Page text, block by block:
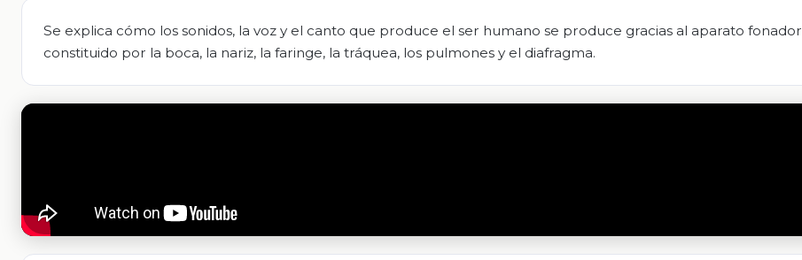
Se explica cómo los sonidos, la voz y el canto que produce el ser humano se produce gracias al aparato fonador
constituido por la boca, la nariz, la faringe, la tráquea, los pulmones y el diafragma.